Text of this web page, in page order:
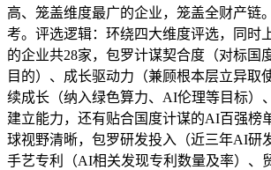
高、笼盖维度最广的企业，笼盖全财产链
考。评选逻辑：环绕四大维度评选，同时
的企业共28家，包罗计谋契合度（对标国
目的）、成长驱动力（兼顾根本层立异取
续成长（纳入绿色算力、AI伦理等目标）
建立能力，还有贴合国度计谋的AI百强榜
球视野清晰，包罗研发投入（近三年AI研
手艺专利（AI相关发现专利数量及率）、